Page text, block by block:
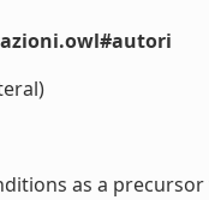
as a